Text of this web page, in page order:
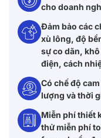
cho doanh
Đảm bảo các
xù lông, độ
sự co dãn,
điện, cách
Có chế độ
lượng và thời
Miễn phí thiết
thử miễn phí